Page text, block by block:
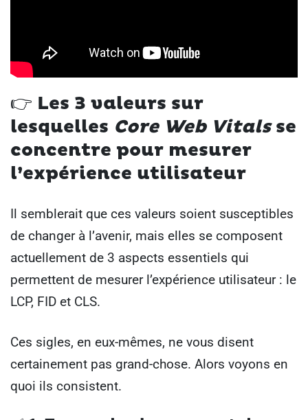
👉 Les 3 valeurs sur
lesquelles Core Web Vitalsse
concentre pour mesurer
l’expérience utilisateur
Il semblerait que ces valeurs soient susceptibles
de changer à l’avenir, mais elles se composent
actuellement de 3 aspects essentiels qui
permettent de mesurer l’expérience utilisateur : le
LCP, FID et CLS.
Ces sigles, en eux-mêmes, ne vous disent
certainement pas grand-chose. Alors voyons en
quoi ils consistent.